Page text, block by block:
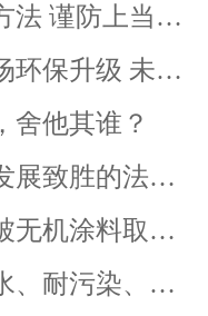
法 谨防上当…
环保升级 未…
舍他其谁？
展致胜的法…
无机涂料取…
、耐污染、…